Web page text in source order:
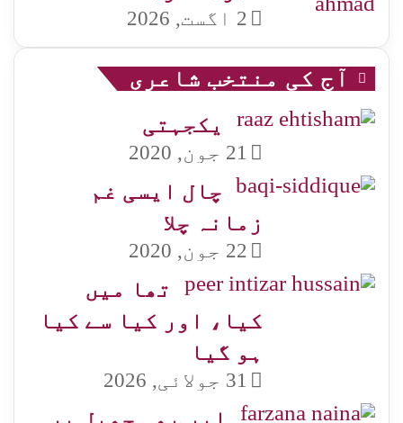
2 اگست, 2026
آج کی منتخب شاعری
یکجہتی
21 جون, 2020
چال ایسی غم
زمانہ چلا
22 جون, 2020
تھا میں
کیا، اور کیا سے کیا
ہو گیا
31 جولائی, 2026